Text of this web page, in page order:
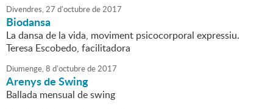
Divendres,27 d'octubrede2017
Biodansa
La dansa de la vida, moviment psicocorporal expressiu.
Teresa Escobedo, facilitadora
Diumenge,8 d'octubrede2017
Arenys de Swing
Ballada mensual de swing